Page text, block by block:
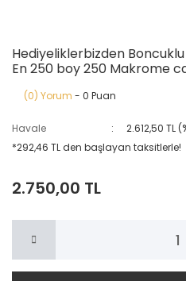
Hediyeliklerbizden
En 250 boy 250 Makrome
(0) Yorum - 0 Puan
Havale
2.612,50 TL
*292,46 TL den başlayan taksitlerle!
2.750,00 TL